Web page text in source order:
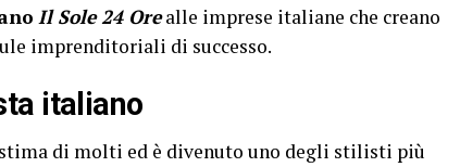
Il Sole 24 Orealle imprese italiane che creano
imprenditoriali di successo.
italiano
di molti ed è divenuto uno degli stilisti più